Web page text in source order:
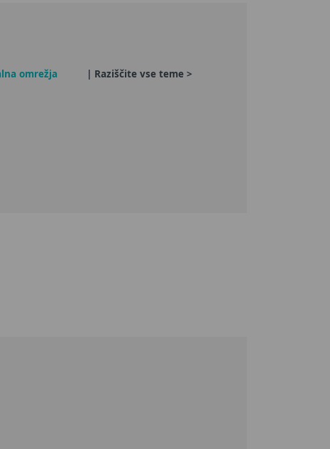
omrežja | Raziščite vse teme >